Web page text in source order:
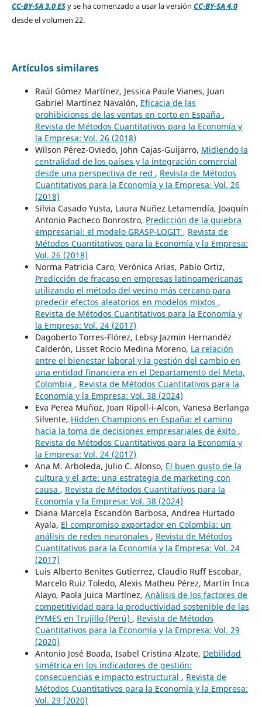
CC-BY-SA 3.0 ESy se ha comenzado a usar la versión CC-BY-SA 4.0
desde el volumen 22.
Artículos similares
Raúl Gómez Martínez, Jessica Paule Vianes, Juan
Gabriel Martínez Navalón, Eficacia de las
prohibiciones de las ventas en corto en España ,
Revista de Métodos Cuantitativos para la Economía y
la Empresa: Vol. 26 (2018)
Wilson Pérez-Oviedo, John Cajas-Guijarro, Midiendo la
centralidad de los países y la integración comercial
desde una perspectiva de red , Revista de Métodos
Cuantitativos para la Economía y la Empresa: Vol. 26
(2018)
Silvia Casado Yusta, Laura Nuñez Letamendía, Joaquín
Antonio Pacheco Bonrostro, Predicción de la quiebra
empresarial: el modelo GRASP-LOGIT , Revista de
Métodos Cuantitativos para la Economía y la Empresa:
Vol. 26 (2018)
Norma Patricia Caro, Verónica Arias, Pablo Ortiz,
Predicción de fracaso en empresas latinoamericanas
utilizando el método del vecino más cercano para
predecir efectos aleatorios en modelos mixtos ,
Revista de Métodos Cuantitativos para la Economía y
la Empresa: Vol. 24 (2017)
Dagoberto Torres-Flórez, Lebsy Jazmin Hernandéz
Calderón, Lisset Rocio Medina Moreno, La relación
entre el bienestar laboral y la gestión del cambio en
una entidad financiera en el Departamento del Meta,
Colombia , Revista de Métodos Cuantitativos para la
Economía y la Empresa: Vol. 38 (2024)
Eva Perea Muñoz, Joan Ripoll-i-Alcon, Vanesa Berlanga
Silvente, Hidden Champions en España: el camino
hacia la toma de decisiones empresariales de éxito ,
Revista de Métodos Cuantitativos para la Economía y
la Empresa: Vol. 24 (2017)
Ana M. Arboleda, Julio C. Alonso, El buen gusto de la
cultura y el arte: una estrategia de marketing con
causa , Revista de Métodos Cuantitativos para la
Economía y la Empresa: Vol. 38 (2024)
Diana Marcela Escandón Barbosa, Andrea Hurtado
Ayala, El compromiso exportador en Colombia: un
análisis de redes neuronales , Revista de Métodos
Cuantitativos para la Economía y la Empresa: Vol. 24
(2017)
Luis Alberto Benites Gutierrez, Claudio Ruff Escobar,
Marcelo Ruiz Toledo, Alexis Matheu Pérez, Martín Inca
Alayo, Paola Juica Martínez, Análisis de los factores de
competitividad para la productividad sostenible de las
PYMES en Trujillo (Perú) , Revista de Métodos
Cuantitativos para la Economía y la Empresa: Vol. 29
(2020)
Antonio José Boada, Isabel Cristina Alzate, Debilidad
simétrica en los indicadores de gestión:
consecuencias e impacto estructural , Revista de
Métodos Cuantitativos para la Economía y la Empresa:
Vol. 29 (2020)